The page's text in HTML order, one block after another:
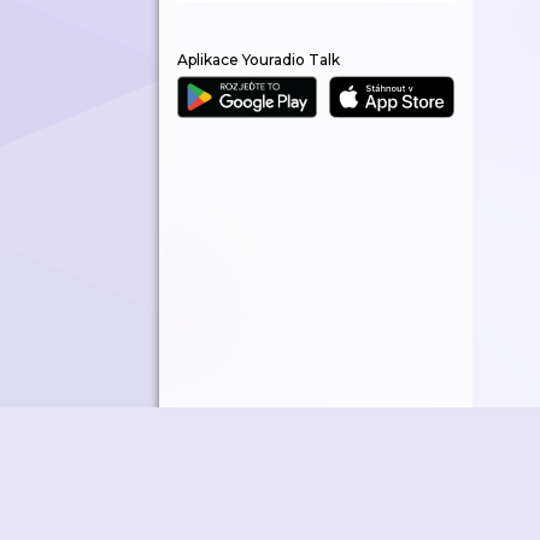
Aplikace Youradio Talk